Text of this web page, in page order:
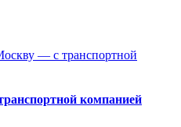
компанией